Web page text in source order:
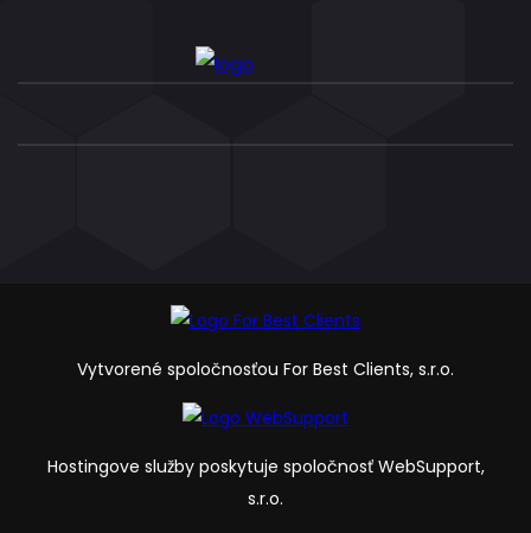
Vytvorené spoločnosťou For Best Clients, s.r.o.
Hostingove služby poskytuje spoločnosť WebSupport,
s.r.o.